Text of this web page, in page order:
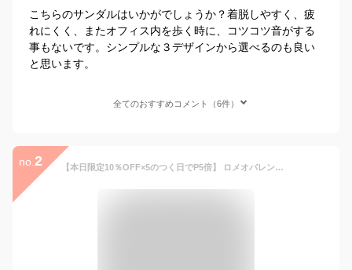
こちらのサンダルはいかがでしょうか？着脱しやすく、疲
れにくく、またオフィス内を歩く時に、コツコツ音がする
事もないです。シンプルな３デザインから選べるのも良い
と思います。
全てのおすすめコメント（6件）
no. 2 【本日限定10％OFF×5のつく日でP5倍】 ロメオバレンチノ サンダル ミュール レディース オフィス 2way 厚底 美脚 疲れにくい 歩きやすい 仕事 事務 立ち仕事 室内 OL コンフォート 黒 バックストラップ vb143011 vb143026